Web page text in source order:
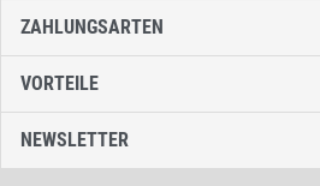
ZAHLUNGSARTEN
VORTEILE
NEWSLETTER